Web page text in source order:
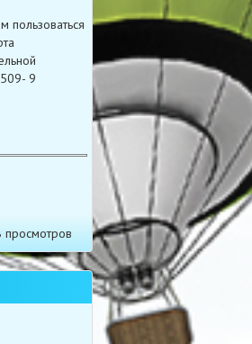
пользоваться
9
просмотров